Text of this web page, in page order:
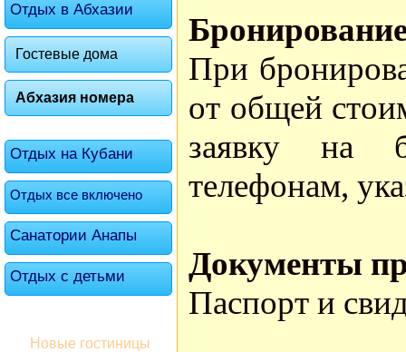
Отдых в Абхазии
Гостевые дома
Абхазия номера
Отдых на Кубани
Отдых все включено
Санатории Анапы
Отдых с детьми
Новые гостиницы
При
от общей
заявку на
телефонам,
Документы
Паспорт и